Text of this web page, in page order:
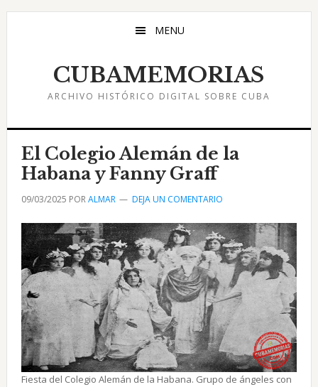
Saltar
Saltar
Saltar
MENU
CUBAMEMORIAS
ARCHIVO HISTÓRICO DIGITAL SOBRE CUBA
El Colegio Alemán de la
Habana y Fanny Graff
09/03/2025 PORALMAR DEJA UN COMENTARIO
Fiesta del Colegio Alemán de la Habana. Grupo de ángeles con